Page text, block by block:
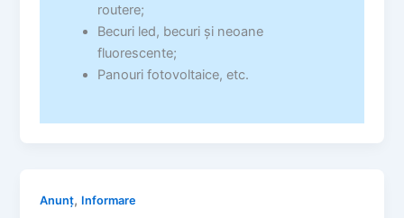
routere;
Becuri led, becuri şi neoane
fluorescente;
Panouri fotovoltaice, etc.
Anunț, Informare